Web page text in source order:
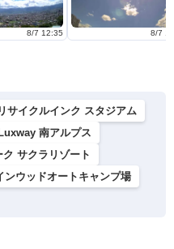
8/7 12:35 8/7
サイクルインク スタジアム
南アルプス
ク サクラリゾート
ンウッドオートキャンプ場